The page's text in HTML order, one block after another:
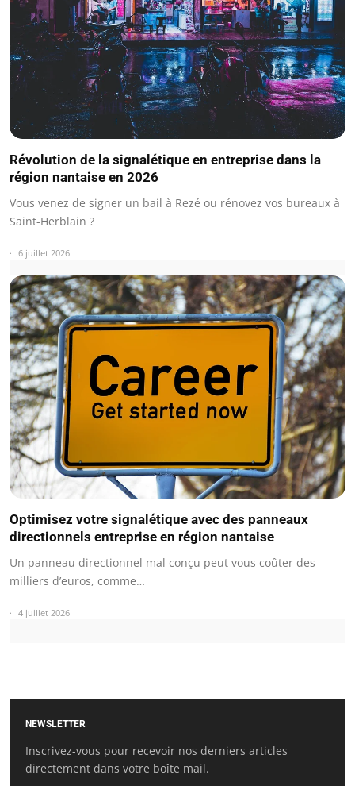
Révolution de la signalétique en entreprise dans la
région nantaise en 2026
Vous venez de signer un bail à Rezé ou rénovez vos bureaux à
Saint-Herblain ?
6 juillet 2026
Optimisez votre signalétique avec des panneaux
directionnels entreprise en région nantaise
Un panneau directionnel mal conçu peut vous coûter des
milliers d’euros, comme…
4 juillet 2026
NEWSLETTER
Inscrivez-vous pour recevoir nos derniers articles
directement dans votre boîte mail.